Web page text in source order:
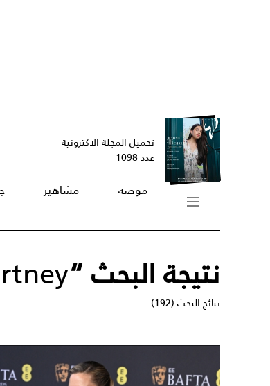
تحميل المجلة الاكترونية
عدد 1098
موضة مشاهير
نتيجة البحث “
نتائج البحث (192)